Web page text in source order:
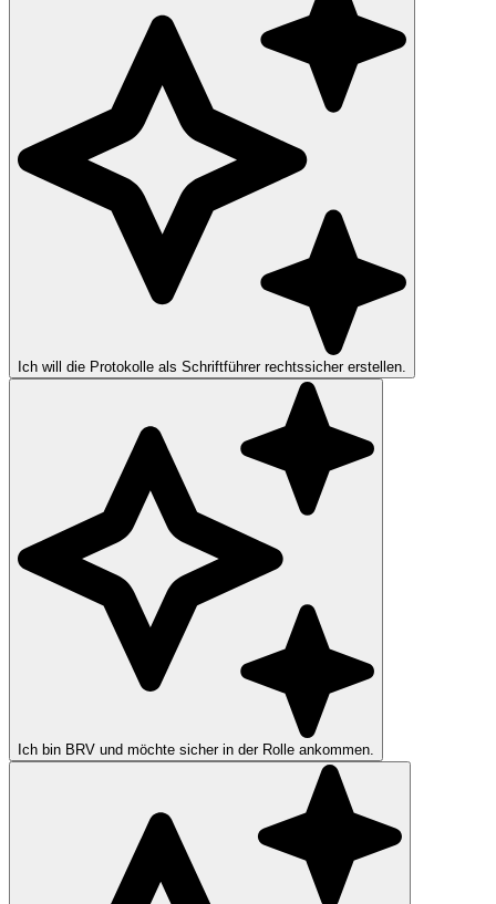
Ich will die Protokolle als Schriftführer rechtssicher erstellen.
Ich bin BRV und möchte sicher in der Rolle ankommen.